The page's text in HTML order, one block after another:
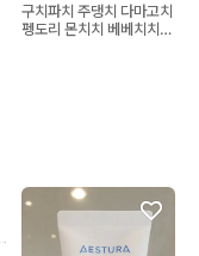
구치파치 주댕치 다마고치
펭도리 몬치치 베베치치